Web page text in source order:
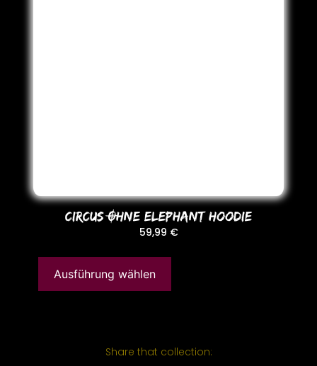
CIRCUS OHNE ELEPHANT HooDIE
59,99 €
Ausführung wählen
Share that collection: